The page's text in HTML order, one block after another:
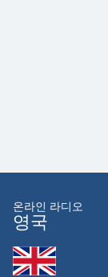
온라인 라디오
영국